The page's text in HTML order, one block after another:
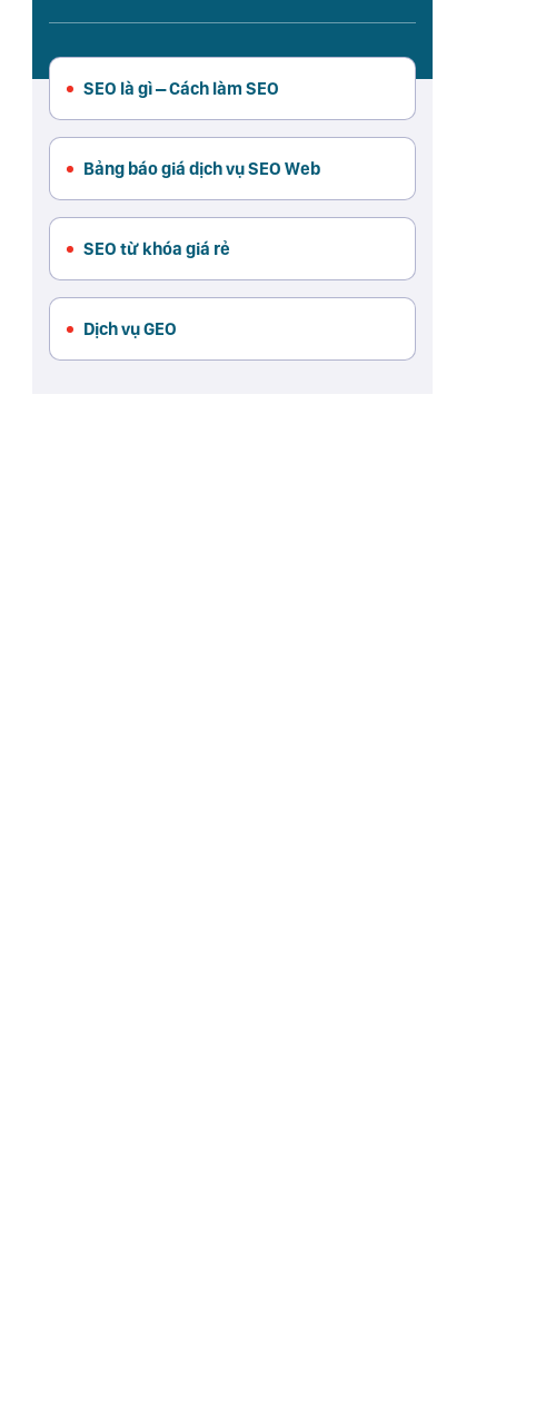
SEO là gì – Cách làm SEO
Bảng báo giá dịch vụ SEO Web
SEO từ khóa giá rẻ
Dịch vụ GEO